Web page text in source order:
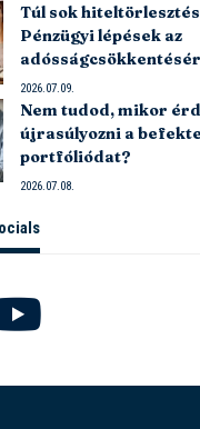
Túl sok
Pénzügyi lépések az
2026.07.09.
Nem tudod, mikor
újrasúlyozni a
portfóliódat?
2026.07.08.